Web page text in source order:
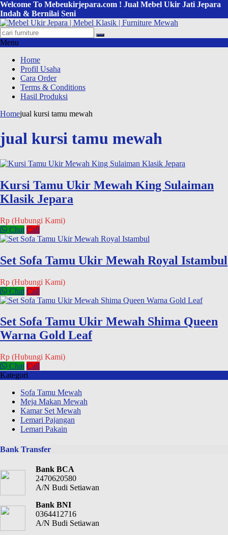
Welcome To Mebeukirjepara.com ! Jual Mebel Ukir Jati Jepara
Indah & Bernilai Seni
Menu
Home
Profil Usaha
Cara Order
Terms & Conditions
Hasil Produksi
Homejual kursi tamu mewah
jual kursi tamu mewah
Kursi Tamu Ukir Mewah King Sulaiman
Klasik Jepara
Rp (Hubungi Kami)
Chat Call
Set Sofa Tamu Ukir Mewah Royal Istambul
Rp (Hubungi Kami)
Chat Call
Set Sofa Tamu Ukir Mewah Shima Queen
Warna Gold Leaf
Rp (Hubungi Kami)
Chat Call
Kategori
Sofa Tamu Mewah
Meja Makan Mewah
Kamar Set Mewah
Lemari Pajangan
Lemari Pakain
Bank Transfer
Bank BCA
2470620580
A/N Budi Setiawan
Bank BNI
0364412716
A/N Budi Setiawan